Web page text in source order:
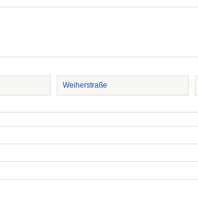
Weiherstraße